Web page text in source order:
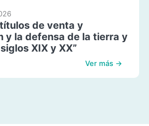
de venta y
y la defensa de la tierra y
XIX y XX”
Ver más →